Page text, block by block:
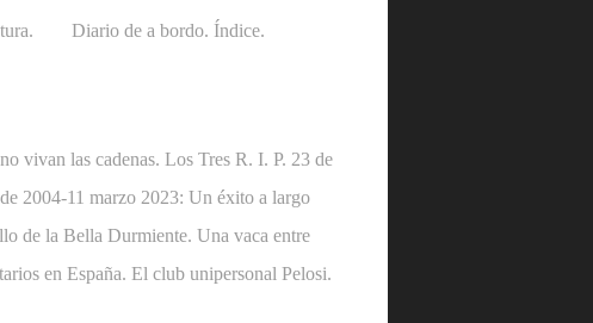
Diario de a bordo. Índice.
las cadenas. Los Tres R. I. P. 23 de
2004-11 marzo 2023: Un éxito a largo
de la Bella Durmiente. Una vaca entre
en España. El club unipersonal Pelosi.